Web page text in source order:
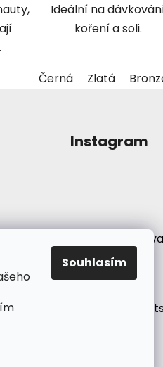
Souhlasím
Ideální na
koření a soli.
Černá Zlatá
Instagram
psy-událostí ●